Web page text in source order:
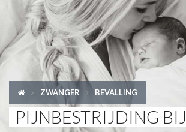
ZWANGER
BABY
KIND
LIFESTYLE
ZWANGER BEVALLING
PIJNBESTRIJDING BIJ